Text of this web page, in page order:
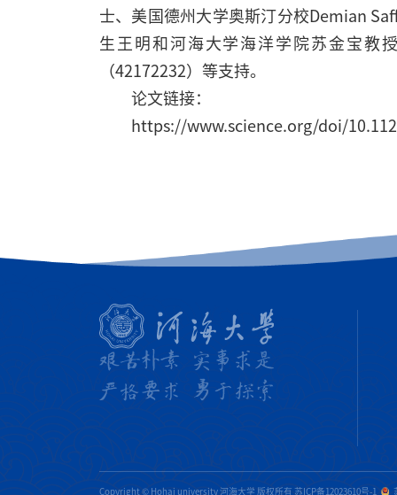
士、美国德州大学奥斯汀分校Demian
生王明和河海大学海洋学院苏金宝教
（42172232）等支持。
论文链接：
https://www.science.org/doi/
Copyright © Hohai university 河海大学 版权所有 苏ICP备12023610号-1